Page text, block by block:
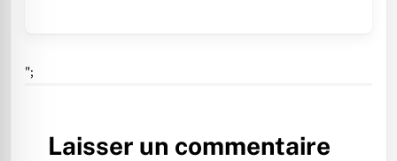
";
Laisser un commentaire